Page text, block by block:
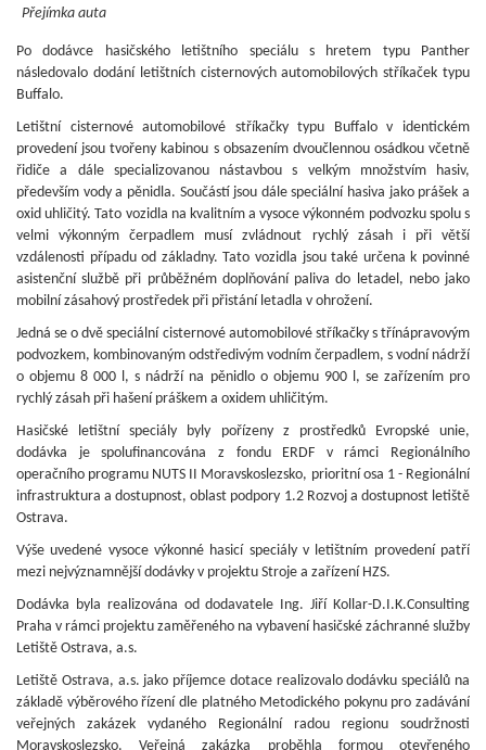
Přejímka auta
Po dodávce hasičského letištního speciálu s hretem typu Panther
následovalo dodání letištních cisternových automobilových stříkaček typu
Buffalo.
Letištní cisternové automobilové stříkačky typu Buffalo v identickém
provedení jsou tvořeny kabinou s obsazením dvoučlennou osádkou včetně
řidiče a dále specializovanou nástavbou s velkým množstvím hasiv,
především vody a pěnidla. Součástí jsou dále speciální hasiva jako prášek a
oxid uhličitý. Tato vozidla na kvalitním a vysoce výkonném podvozku spolu s
velmi výkonným čerpadlem musí zvládnout rychlý zásah i při větší
vzdálenosti případu od základny. Tato vozidla jsou také určena k povinné
asistenční službě při průběžném doplňování paliva do letadel, nebo jako
mobilní zásahový prostředek při přistání letadla v ohrožení.
Jedná se o dvě speciální cisternové automobilové stříkačky s třínápravovým
podvozkem, kombinovaným odstředivým vodním čerpadlem, s vodní nádrží
o objemu 8 000 l, s nádrží na pěnidlo o objemu 900 l, se zařízením pro
rychlý zásah při hašení práškem a oxidem uhličitým.
Hasičské letištní speciály byly pořízeny z prostředků Evropské unie,
dodávka je spolufinancována z fondu ERDF v rámci Regionálního
operačního programu NUTS II Moravskoslezsko, prioritní osa 1 - Regionální
infrastruktura a dostupnost, oblast podpory 1.2 Rozvoj a dostupnost letiště
Ostrava.
Výše uvedené vysoce výkonné hasicí speciály v letištním provedení patří
mezi nejvýznamnější dodávky v projektu Stroje a zařízení HZS.
Dodávka byla realizována od dodavatele Ing. Jiří Kollar-D.I.K.Consulting
Praha v rámci projektu zaměřeného na vybavení hasičské záchranné služby
Letiště Ostrava, a.s.
Letiště Ostrava, a.s. jako příjemce dotace realizovalo dodávku speciálů na
základě výběrového řízení dle platného Metodického pokynu pro zadávání
veřejných zakázek vydaného Regionální radou regionu soudržnosti
Moravskoslezsko. Veřejná zakázka proběhla formou otevřeného